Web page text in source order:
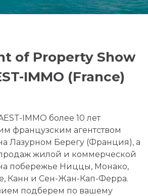
of Property Show
IMMO (France)
IMMO более 10 лет
французским агентством
Лазурном Берегу (Франция), а
жилой и коммерческой
побережье Ниццы, Монако,
Канн и Сен-Жан-Кап-Ферра.
подберем по вашему